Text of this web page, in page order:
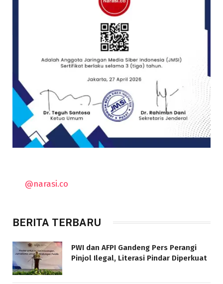
@narasi.co
BERITA TERBARU
PWI dan AFPI Gandeng Pers Perangi
Pinjol Ilegal, Literasi Pindar Diperkuat